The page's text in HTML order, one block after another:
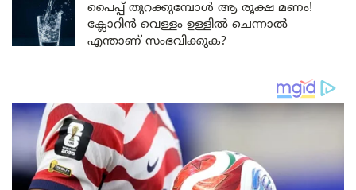
പൈപ്പ് തുറക്കുമ്പോൾ ആ രൂക്ഷ മണം!
ക്ലോറിൻ വെള്ളം ഉള്ളിൽ ചെന്നാൽ
എന്താണ് സംഭവിക്കുക?